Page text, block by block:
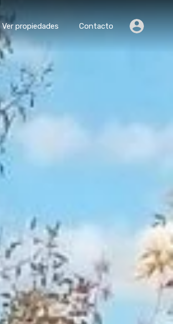
Inicio Ver propiedades Contacto
Ver propiedades Contacto